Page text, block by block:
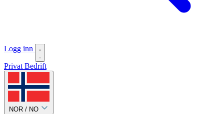
Logg inn
Privat Bedrift
NOR / NO